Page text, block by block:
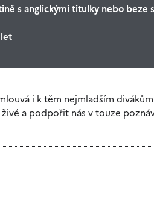
s anglickými titulky nebo beze
i k těm nejmladším
a podpořit nás v touze